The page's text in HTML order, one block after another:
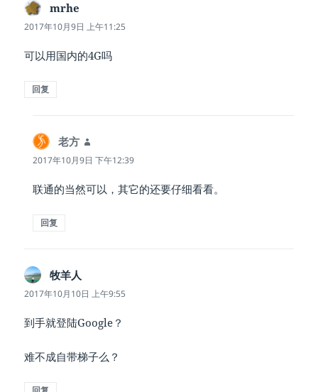
mrhe
道：
2017年10月9日 上午11:25
可以用国内的4G吗
回复
老方
道：
2017年10月9日 下午12:39
联通的当然可以，其它的还要仔细看看。
回复
牧羊人
道：
2017年10月10日 上午9:55
到手就登陆Google？
难不成自带梯子么？